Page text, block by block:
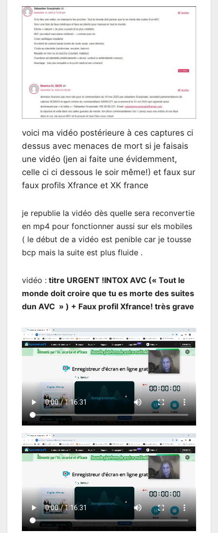
voici ma vidéo postérieure à ces captures ci
dessus avec menaces de mort si je faisais
une vidéo (jen ai faite une évidemment,
celle ci ci dessous le soir même!) et faux sur
faux profils Xfrance et XK france
je republie la vidéo dès quelle sera reconvertie
en mp4 pour fonctionner aussi sur els mobiles
( le début de a vidéo est penible car je tousse
bcp mais la suite est plus fluide .
vidéo : titre URGENT !INTOX AVC (« Tout le
monde doit croire que tu es morte des suites
dun AVC » ) + Faux profil Xfrance! très grave